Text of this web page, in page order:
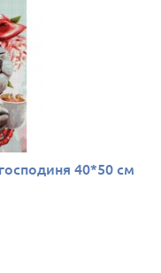
40*50 см